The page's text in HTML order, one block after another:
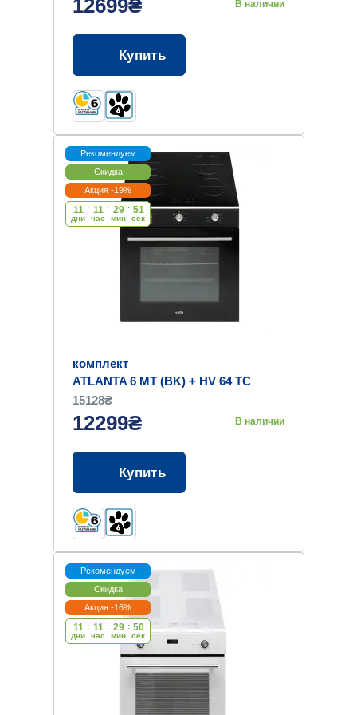
12699₴ В наличии
Купить
Рекомендуем
Скидка
Акция -19%
11
дни
: 11
час
: 29
мин
: 50
cек
комплект
ATLANTA 6 MT (BK) + HV 64 TC
15128₴
12299₴ В наличии
Купить
Рекомендуем
Скидка
Акция -16%
11
дни
: 11
час
: 29
мин
: 49
cек